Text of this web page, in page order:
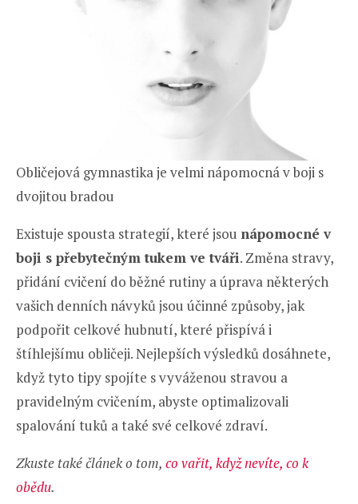
Obličejová gymnastika je velmi nápomocná v boji s
dvojitou bradou
Existuje spousta strategií, které jsou nápomocné v
boji s přebytečným tukem ve tváři. Změna stravy,
přidání cvičení do běžné rutiny a úprava některých
vašich denních návyků jsou účinné způsoby, jak
podpořit celkové hubnutí, které přispívá i
štíhlejšímu obličeji. Nejlepších výsledků dosáhnete,
když tyto tipy spojíte s vyváženou stravou a
pravidelným cvičením, abyste optimalizovali
spalování tuků a také své celkové zdraví.
Zkuste také článek o tom, co vařit, když nevíte, co k
obědu.